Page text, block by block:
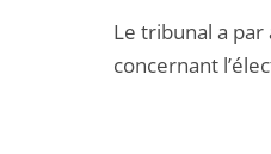
Le tribunal a
concernant